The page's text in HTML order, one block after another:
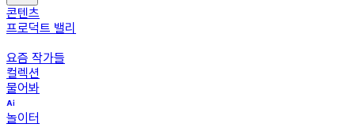
콘텐츠
프로덕트 밸리
요즘 작가들
컬렉션
물어봐
놀이터